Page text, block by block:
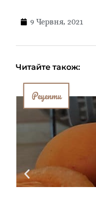
9 Червня, 2021
Читайте також:
Рецепти